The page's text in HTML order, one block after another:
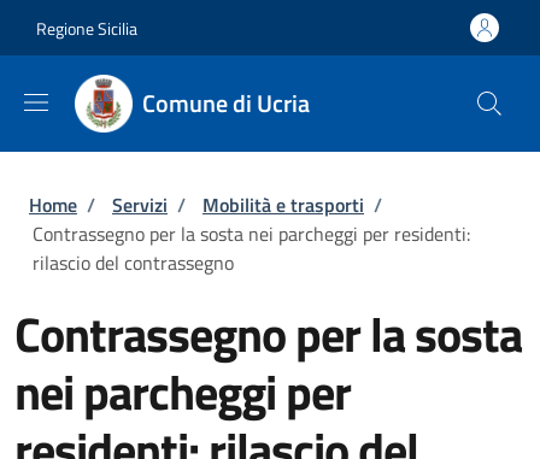
Regione Sicilia
Comune di Ucria
Briciole di pane
Home / Servizi / Mobilità e trasporti /
Contrassegno per la sosta nei parcheggi per residenti:
rilascio del contrassegno
Contrassegno per la sosta
nei parcheggi per